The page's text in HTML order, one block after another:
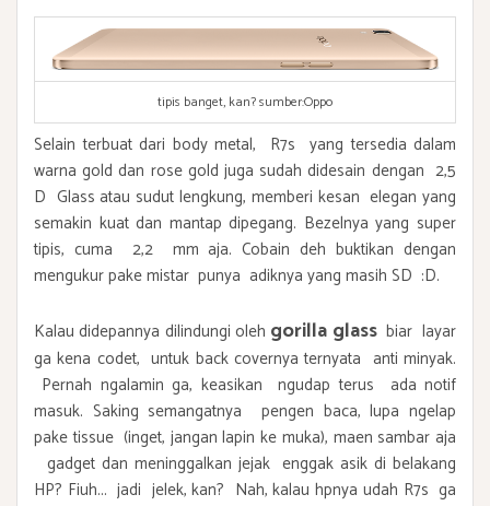
tipis banget, kan? sumber:Oppo
Selain terbuat dari body metal, R7s yang tersedia dalam
warna gold dan rose gold juga sudah didesain dengan 2,5
D Glass atau sudut lengkung, memberi kesan elegan yang
semakin kuat dan mantap dipegang. Bezelnya yang super
tipis, cuma 2,2 mm aja. Cobain deh buktikan dengan
mengukur pake mistar punya adiknya yang masih SD :D.
Kalau didepannya dilindungi oleh gorilla glassbiar layar
ga kena codet, untuk back covernya ternyata anti minyak.
Pernah ngalamin ga, keasikan ngudap terus ada notif
masuk. Saking semangatnya pengen baca, lupa ngelap
pake tissue (inget, jangan lapin ke muka), maen sambar aja
gadget dan meninggalkan jejak enggak asik di belakang
HP? Fiuh... jadi jelek, kan? Nah, kalau hpnya udah R7s ga